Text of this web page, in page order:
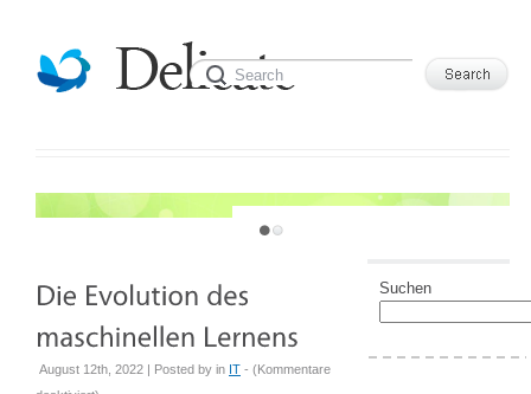
JUST ANOTHER WORDPRESS SITE
August 12th, 2022 | Posted by in IT - (Kommentare
Suchen